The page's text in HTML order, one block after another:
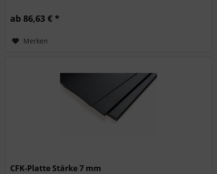
ab 86,63 € *
Merken
CFK-Platte Stärke 7 mm